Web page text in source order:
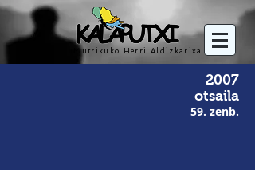
Mutrikuko Herri Aldizkarixa
2007
otsaila
59. zenb.